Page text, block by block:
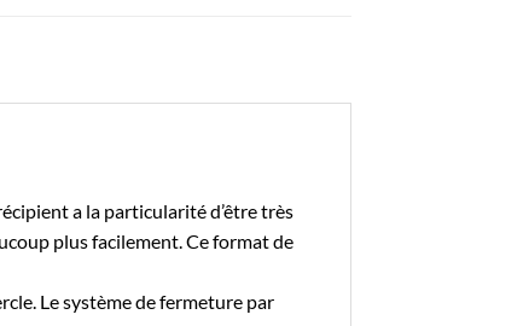
a la particularité d’être très
plus facilement. Ce format de
Le système de fermeture par